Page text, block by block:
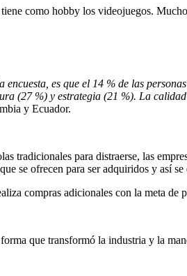
como hobby los videojuegos.
es que el 14 % de las
(27 %) y estrategia (21 %). La
y Ecuador.
tradicionales para distraerse, las
se ofrecen para ser adquiridos y así
compras adicionales con la meta
forma que transformó la industria y la